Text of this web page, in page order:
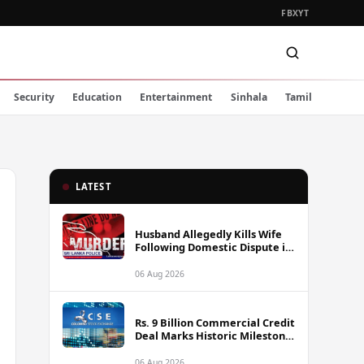
FBXYT
Security Education Entertainment Sinhala Tamil
LATEST
Husband Allegedly Kills Wife
Following Domestic Dispute in
06 Aug 2026
Rs. 9 Billion Commercial Credit
Deal Marks Historic Milestone